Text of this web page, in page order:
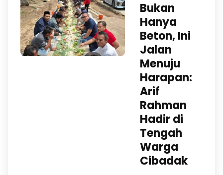
Bukan
Hanya
Beton, Ini
Jalan
Menuju
Harapan:
Arif
Rahman
Hadir di
Tengah
Warga
Cibadak